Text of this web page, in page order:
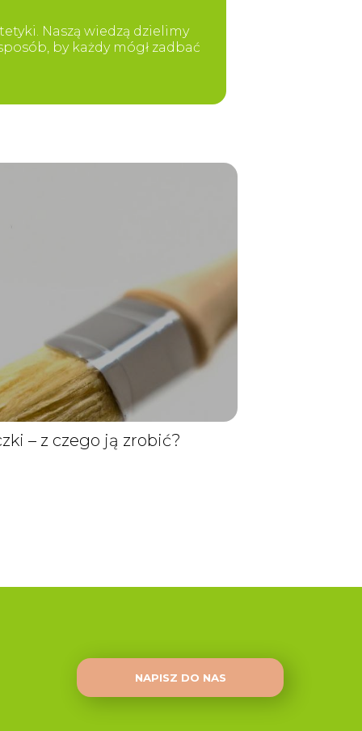
Naszą wiedzą dzielimy
by każdy mógł zadbać
– z czego ją zrobić?
NAPISZ DO NAS